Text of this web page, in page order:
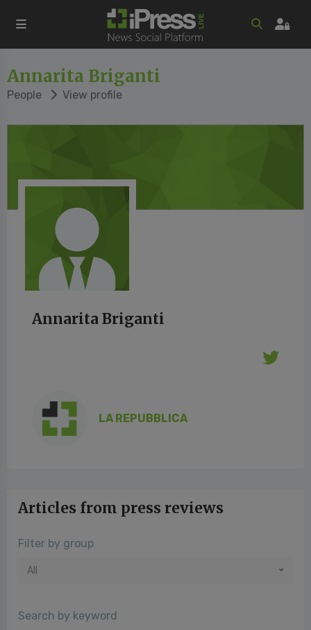
Annarita Briganti
People View profile
Annarita Briganti
LA REPUBBLICA
Articles from press reviews
Filter by group
All
Search by keyword